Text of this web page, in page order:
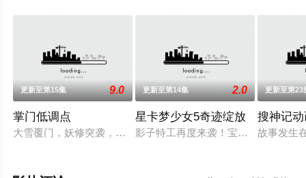
更新至第15集 9.0
掌门低调点
大雪覆门，妖修突袭，屠尽墨门，少年路朝歌痛失至亲，绝境
更新至第14集 2.0
星卡梦少女5奇迹绽放
影子特工再度来袭！宝石族精灵竟然
更新至第23
搜神记
故事发生